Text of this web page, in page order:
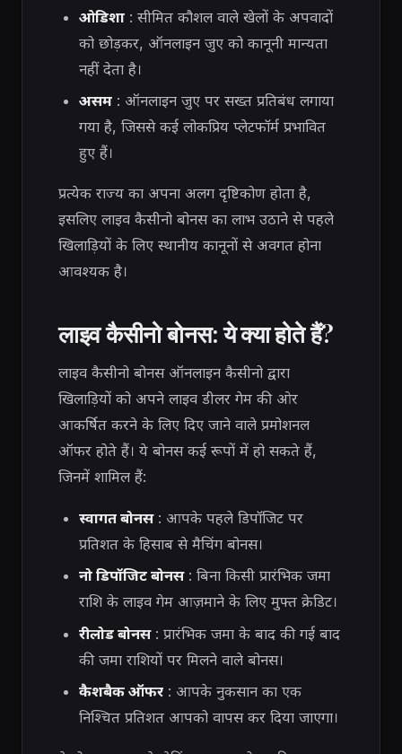
ओडिशा: सीमित कौशल वाले खेलों के अपवादों
को छोड़कर, ऑनलाइन जुए को कानूनी मान्यता
नहीं देता है।
असम: ऑनलाइन जुए पर सख्त प्रतिबंध लगाया
गया है, जिससे कई लोकप्रिय प्लेटफॉर्म प्रभावित
हुए हैं।
प्रत्येक राज्य का अपना अलग दृष्टिकोण होता है,
इसलिए लाइव कैसीनो बोनस का लाभ उठाने से पहले
खिलाड़ियों के लिए स्थानीय कानूनों से अवगत होना
आवश्यक है।
लाइव कैसीनो बोनस: ये क्या होते हैं?
लाइव कैसीनो बोनस ऑनलाइन कैसीनो द्वारा
खिलाड़ियों को अपने लाइव डीलर गेम की ओर
आकर्षित करने के लिए दिए जाने वाले प्रमोशनल
ऑफर होते हैं। ये बोनस कई रूपों में हो सकते हैं,
जिनमें शामिल हैं:
स्वागत बोनस: आपके पहले डिपॉजिट पर
प्रतिशत के हिसाब से मैचिंग बोनस।
नो डिपॉजिट बोनस: बिना किसी प्रारंभिक जमा
राशि के लाइव गेम आज़माने के लिए मुफ्त क्रेडिट।
रीलोड बोनस: प्रारंभिक जमा के बाद की गई बाद
की जमा राशियों पर मिलने वाले बोनस।
कैशबैक ऑफर: आपके नुकसान का एक
निश्चित प्रतिशत आपको वापस कर दिया जाएगा।